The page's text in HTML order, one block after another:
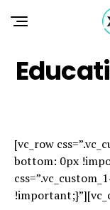
[vc_row
bottom: 0px